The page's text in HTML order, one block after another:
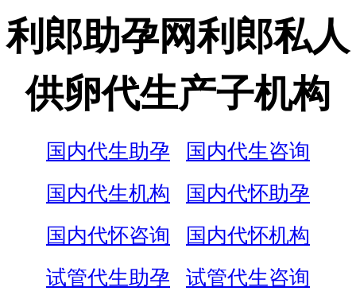
利郎助孕网利郎私人
供卵代生产子机构
国内代生助孕
国内代生咨询
国内代生机构
国内代怀助孕
国内代怀咨询
国内代怀机构
试管代生助孕
试管代生咨询